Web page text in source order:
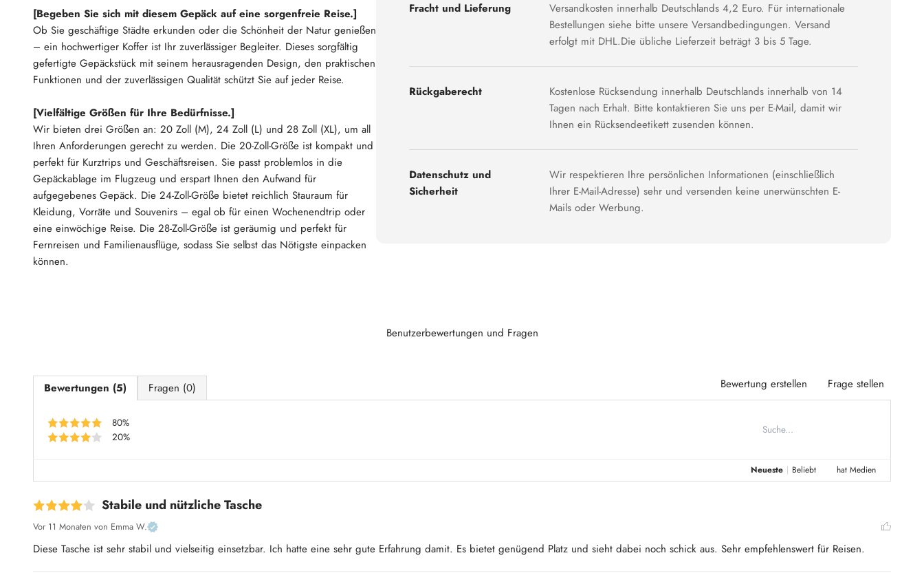
[Begeben Sie sich mit diesem Gepäck auf eine sorgenfreie Reise.]
Ob Sie geschäftige Städte erkunden oder die Schönheit der Natur genießen
– ein hochwertiger Koffer ist Ihr zuverlässiger Begleiter. Dieses sorgfältig
gefertigte Gepäckstück mit seinem herausragenden Design, den praktischen
Funktionen und der zuverlässigen Qualität schützt Sie auf jeder Reise.
[Vielfältige Größen für Ihre Bedürfnisse.]
Wir bieten drei Größen an: 20 Zoll (M), 24 Zoll (L) und 28 Zoll (XL), um all
Ihren Anforderungen gerecht zu werden. Die 20-Zoll-Größe ist kompakt und
perfekt für Kurztrips und Geschäftsreisen. Sie passt problemlos in die
Gepäckablage im Flugzeug und erspart Ihnen den Aufwand für
aufgegebenes Gepäck. Die 24-Zoll-Größe bietet reichlich Stauraum für
Kleidung, Vorräte und Souvenirs – egal ob für einen Wochenendtrip oder
eine einwöchige Reise. Die 28-Zoll-Größe ist geräumig und perfekt für
Fernreisen und Familienausflüge, sodass Sie selbst das Nötigste einpacken
können.
Fracht und Lieferung
Versandkosten innerhalb Deutschlands 4,2 Euro. Für internationale
Bestellungen siehe bitte unsere Versandbedingungen. Versand
erfolgt mit DHL.Die übliche Lieferzeit beträgt 3 bis 5 Tage.
Rückgaberecht
Kostenlose Rücksendung innerhalb Deutschlands innerhalb von 14
Tagen nach Erhalt. Bitte kontaktieren Sie uns per E-Mail, damit wir
Ihnen ein Rücksendeetikett zusenden können.
Datenschutz und
Sicherheit
Wir respektieren Ihre persönlichen Informationen (einschließlich
Ihrer E-Mail-Adresse) sehr und versenden keine unerwünschten E-
Mails oder Werbung.
Benutzerbewertungen und Fragen
Bewertung erstellen Frage stellen
Bewertungen (5) Fragen (0)
80%
20%
Neueste | Beliebt hat Medien
Stabile und nützliche Tasche
Vor 11 Monaten von Emma W.
Diese Tasche ist sehr stabil und vielseitig einsetzbar. Ich hatte eine sehr gute Erfahrung damit. Es bietet genügend Platz und sieht dabei noch schick aus. Sehr empfehlenswert für Reisen.